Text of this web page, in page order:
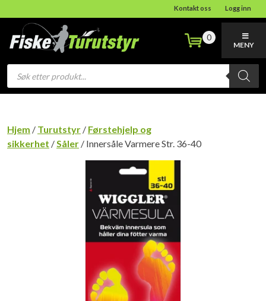
Kontakt oss Logg inn
Products
search
0
MENY
Hjem / Turutstyr / Førstehjelp og
sikkerhet /Såler / Innersåle Varmere Str. 36-40